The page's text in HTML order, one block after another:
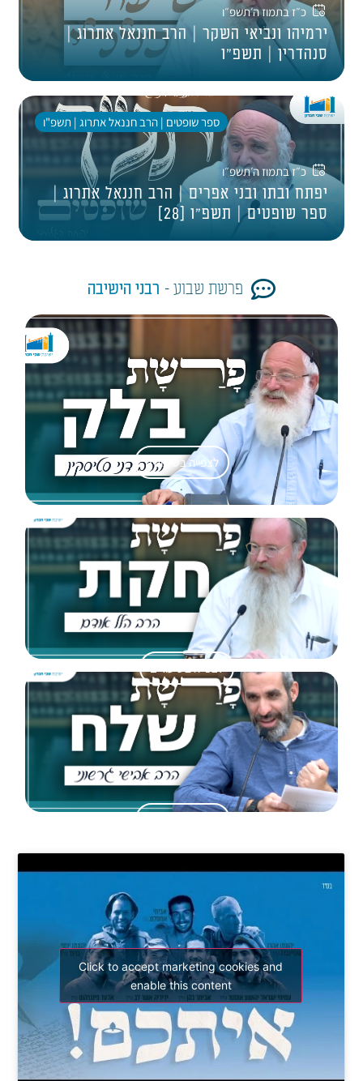
כ״ז בתמוז ה׳תשפ״ו
ירמיהו ונביאי השקר | הרב חננאל אתרוג |
סנהדרין | תשפ״ו
ספר שופטים | הרב חננאל אתרוג | תשפ"ו
כ״ז בתמוז ה׳תשפ״ו
יפתח ובתו ובני אפרים | הרב חננאל אתרוג |
ספר שופטים | תשפ"ו [28]
פרשת שבוע - רבני הישיבה
לצפייה בשיעורים
.
לצפייה בשיעורים
Click to accept marketing cookies and
enable this content